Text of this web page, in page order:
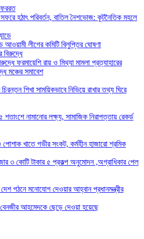
সফরে হঠাৎ পরিবর্তন, বাতিল নৈশভোজ: কূটনৈতিক মহলে
আওয়ামী লীগের কমিটি বিলুপ্তির ঘোষণা
ফরমায়েশি রায় ও মিথ্যা মামলা প্রত্যাহারের
মঞ্চের সমাবেশ
চিরন্তন শিখা সাময়িকভাবে নিভিয়ে রাখার তথ্য ঘিরে
নামানোর লক্ষ্য, সামাজিক নিরাপত্তায় রেকর্ড
পোশাক খাতে গভীর সংকট, কর্মহীন হাজারো শ্রমিক
৩ কোটি টাকার ৫ প্রকল্প অনুমোদন ,অগ্রাধিকার পেল
গঠনে মনোযোগ দেওয়ার আহ্বান প্রধানমন্ত্রীর
আহমেদকে ছেড়ে দেওয়া হয়েছে